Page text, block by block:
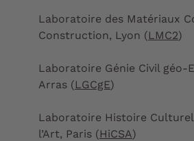
Laboratoire des Matériaux
Construction, Lyon (LMC2)
Laboratoire Génie Civil géo-
Arras (LGCgE)
Laboratoire Histoire
l’Art, Paris (HiCSA)